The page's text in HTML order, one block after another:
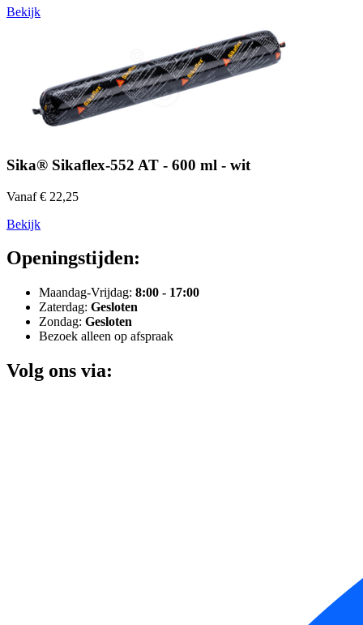
Bekijk
Sika® Sikaflex-552 AT - 600 ml - wit
Vanaf € 22,25
Bekijk
Openingstijden:
Maandag-Vrijdag: 8:00 - 17:00
Zaterdag: Gesloten
Zondag: Gesloten
Bezoek alleen op afspraak
Volg ons via: